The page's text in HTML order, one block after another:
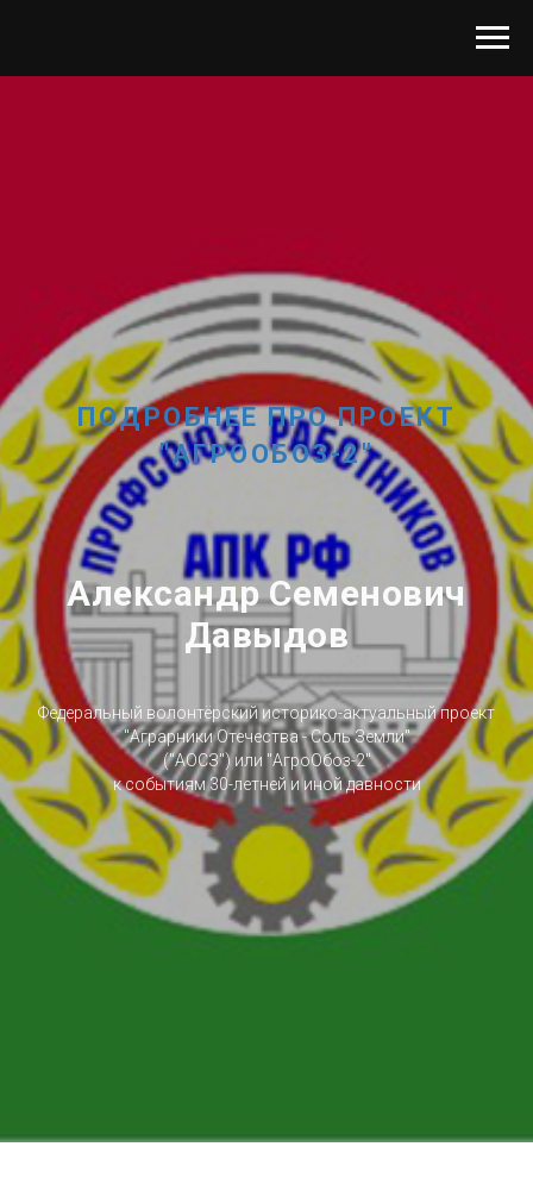
ПОДРОБНЕЕ ПРО ПРОЕКТ
"АГРООБОЗ-2"
Александр Семенович
Давыдов
Федеральный волонтёрский историко-актуальный проект
"Аграрники Отечества - Соль Земли"
("АОСЗ") или "АгроОбоз-2"
к событиям 30-летней и иной давности